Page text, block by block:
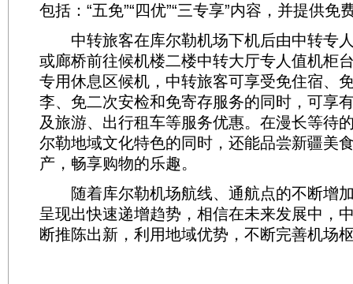
包括：“五免”“四优”“三专享”内容，并提供免
中转旅客在库尔勒机场下机后由中转专
或廊桥前往候机楼二楼中转大厅专人值机柜
专用休息区候机，中转旅客可享受免住宿、
李、免二次安检和免寄存服务的同时，可享
及旅游、出行租车等服务优惠。在漫长等待
尔勒地域文化特色的同时，还能品尝新疆美
产，畅享购物的乐趣。
随着库尔勒机场航线、通航点的不断增
呈现出快速递增趋势，相信在未来发展中，
断推陈出新，利用地域优势，不断完善机场